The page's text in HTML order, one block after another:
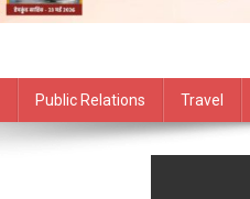
Public Relations Travel